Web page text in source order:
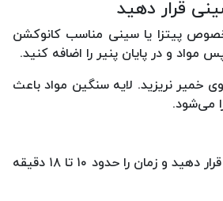
پیتزا یا سینی مناسب کانوکشن
مواد و در پایان پنیر را اضافه کنید.
خمیر نریزید. لایه سنگین مواد باعث
می‌شود.
پیتزا را روی پایه کوتاه قرار دهید و زمان را حدود ۱۰ تا ۱۸ دقیقه